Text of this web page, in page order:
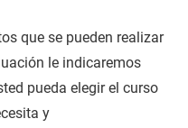
que se pueden realizar
le indicaremos
pueda elegir el curso
y